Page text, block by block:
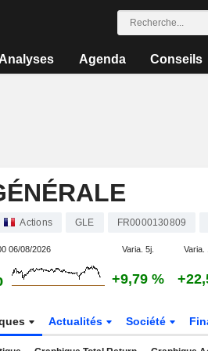
Analyses Agenda Conseils
Actions GLE FR0000130809
06/08/2026 Varia. 5j. Varia.
+9,79 %
Actualités Société